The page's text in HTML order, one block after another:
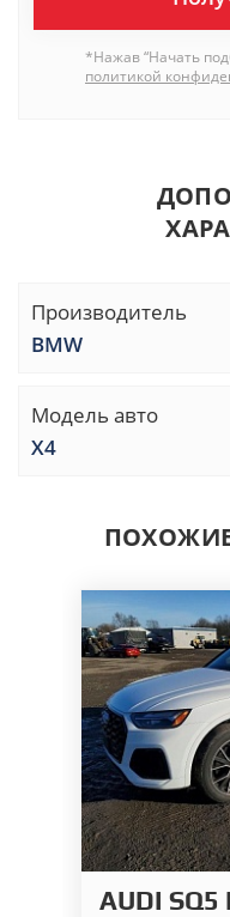
*Нажав “Начать
политикой
Производитель
BMW
Модель авто
X4
AUDI SQ5